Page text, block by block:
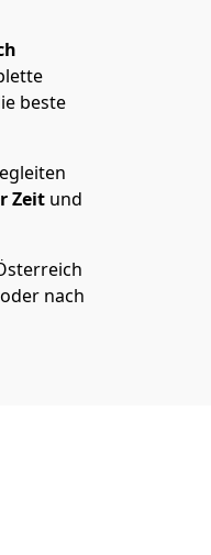
beste
Zeit und
nach